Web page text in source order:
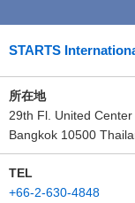
STARTS
所在地
29th Fl. United
Bangkok 10500
TEL
+66-2-630-4848